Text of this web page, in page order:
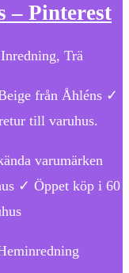
– Pinterest
Trä
från Åhléns ✓
till varuhus.
varumärken
✓ Öppet köp i 60